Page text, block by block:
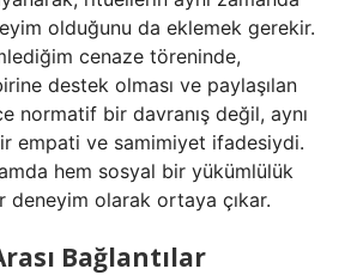
olduğunu da eklemek gerekir.
cenaze töreninde,
destek olması ve paylaşılan
normatif bir davranış değil, aynı
empati ve samimiyet ifadesiydi.
hem sosyal bir yükümlülük
deneyim olarak ortaya çıkar.
Bağlantılar